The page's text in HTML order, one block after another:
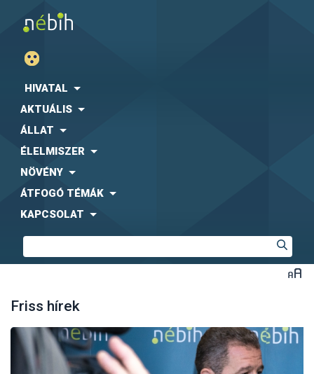
HIVATAL
AKTUÁLIS
ÁLLAT
ÉLELMISZER
NÖVÉNY
ÁTFOGÓ TÉMÁK
KAPCSOLAT
Friss hírek